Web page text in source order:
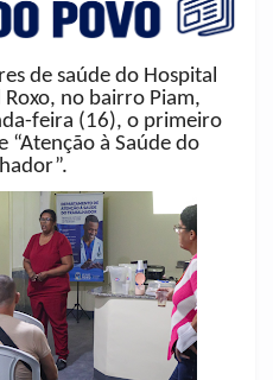
de saúde do Hospital
no bairro Piam,
feira (16), o primeiro
“Atenção à Saúde do